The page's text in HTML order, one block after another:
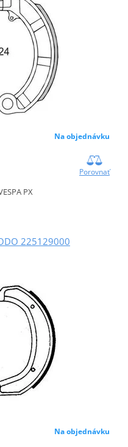
Na objednávku
Porovnať
PX
225129000
Na objednávku